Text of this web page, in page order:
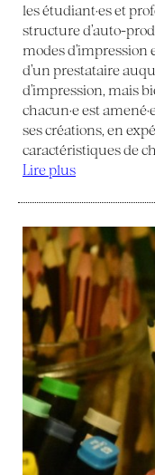
les étudiant·es et
structure d’auto-
modes d’impression
d’un prestataire
d’impression, mais
chacun·e est
ses créations, en
caractéristiques de
Lire plus